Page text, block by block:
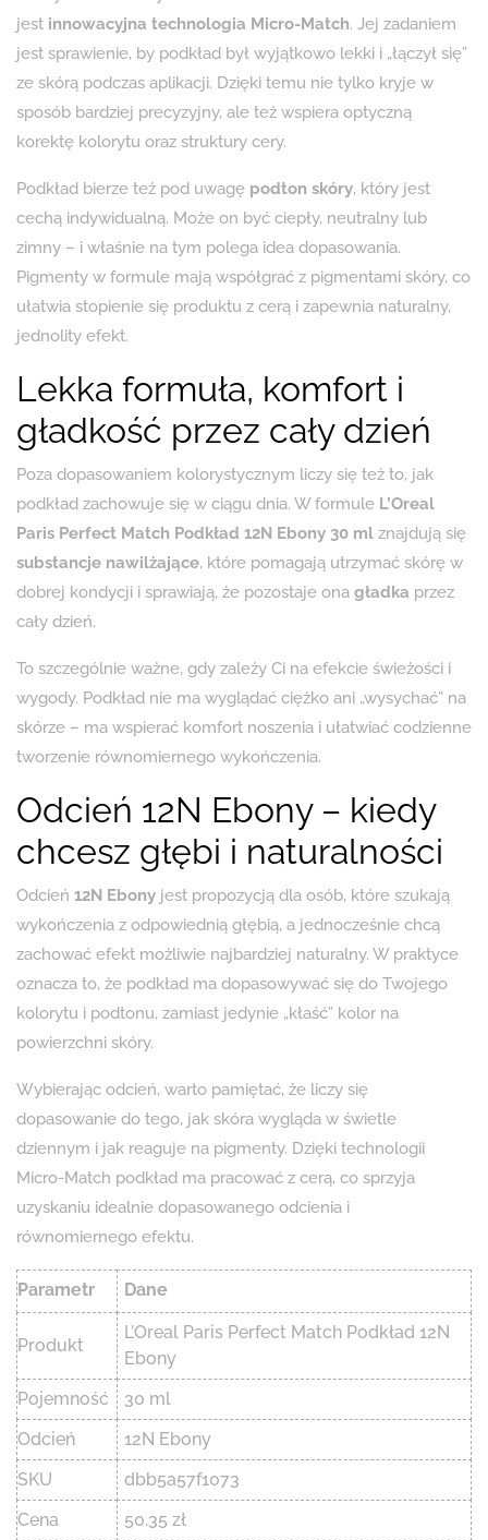
jest innowacyjna technologia Micro-Match. Jej zadaniem
jest sprawienie, by podkład był wyjątkowo lekki i „łączył się”
ze skórą podczas aplikacji. Dzięki temu nie tylko kryje w
sposób bardziej precyzyjny, ale też wspiera optyczną
korektę kolorytu oraz struktury cery.
Podkład bierze też pod uwagę podton skóry, który jest
cechą indywidualną. Może on być ciepły, neutralny lub
zimny – i właśnie na tym polega idea dopasowania.
Pigmenty w formule mają współgrać z pigmentami skóry, co
ułatwia stopienie się produktu z cerą i zapewnia naturalny,
jednolity efekt.
Lekka formuła, komfort i
gładkość przez cały dzień
Poza dopasowaniem kolorystycznym liczy się też to, jak
podkład zachowuje się w ciągu dnia. W formule L’Oreal
Paris Perfect Match Podkład 12N Ebony 30 ml znajdują się
substancje nawilżające, które pomagają utrzymać skórę w
dobrej kondycji i sprawiają, że pozostaje ona gładka przez
cały dzień.
To szczególnie ważne, gdy zależy Ci na efekcie świeżości i
wygody. Podkład nie ma wyglądać ciężko ani „wysychać” na
skórze – ma wspierać komfort noszenia i ułatwiać codzienne
tworzenie równomiernego wykończenia.
Odcień 12N Ebony – kiedy
chcesz głębi i naturalności
Odcień 12N Ebony jest propozycją dla osób, które szukają
wykończenia z odpowiednią głębią, a jednocześnie chcą
zachować efekt możliwie najbardziej naturalny. W praktyce
oznacza to, że podkład ma dopasowywać się do Twojego
kolorytu i podtonu, zamiast jedynie „kłaść” kolor na
powierzchni skóry.
Wybierając odcień, warto pamiętać, że liczy się
dopasowanie do tego, jak skóra wygląda w świetle
dziennym i jak reaguje na pigmenty. Dzięki technologii
Micro-Match podkład ma pracować z cerą, co sprzyja
uzyskaniu idealnie dopasowanego odcienia i
równomiernego efektu.
Parametr Dane
Produkt
L’Oreal Paris Perfect Match Podkład 12N
Ebony
Pojemność
30 ml
Odcień
12N Ebony
SKU
dbb5a57f1073
Cena
50.35 zł